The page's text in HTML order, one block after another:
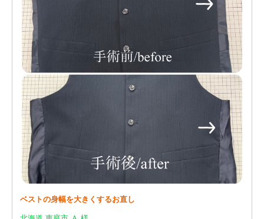
ベストの身幅を大きくするお直し